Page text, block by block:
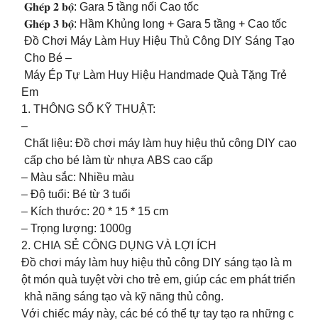
️ 𝐆𝐡𝐞́𝐩 𝟐 𝐛𝐨̣̂: Gara 5 tầng nối Cao tốc
️ 𝐆𝐡𝐞́𝐩 𝟑 𝐛𝐨̣̂: Hầm Khủng long + Gara 5 tầng + Cao tốc
Đồ Chơi Máy Làm Huy Hiệu Thủ Công DIY Sáng Tạo
Cho Bé –
Máy Ép Tự Làm Huy Hiệu Handmade Quà Tặng Trẻ
Em
1. THÔNG SỐ KỸ THUẬT:
–
Chất liệu: Đồ chơi máy làm huy hiệu thủ công DIY cao
cấp cho bé làm từ nhựa ABS cao cấp
– Màu sắc: Nhiều màu
– Độ tuổi: Bé từ 3 tuổi
– Kích thước: 20 * 15 * 15 cm
– Trọng lượng: 1000g
2. CHIA SẺ CÔNG DỤNG VÀ LỢI ÍCH
Đồ chơi máy làm huy hiệu thủ công DIY sáng tạo là m
ột món quà tuyệt vời cho trẻ em, giúp các em phát triển
khả năng sáng tạo và kỹ năng thủ công.
Với chiếc máy này, các bé có thể tự tay tạo ra những c